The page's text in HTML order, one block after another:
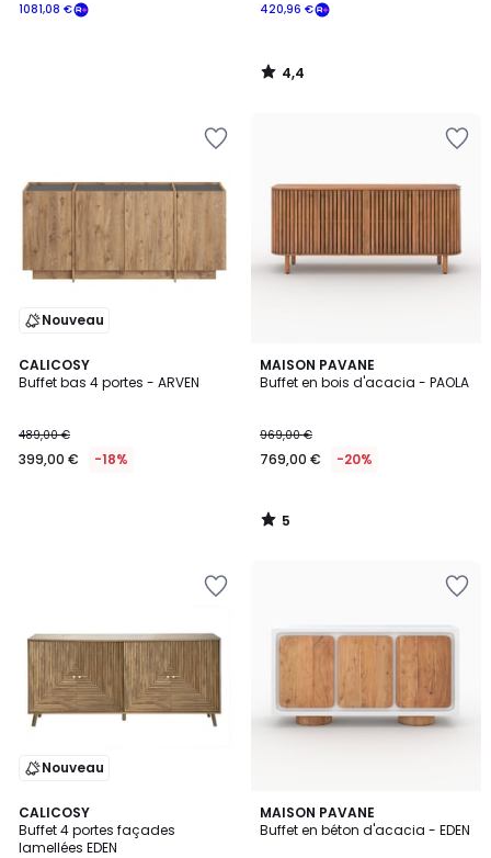
1081,08 € 420,96 €
4,4
/
Nouveau
CALICOSY
Buffet bas 4 portes - ARVEN
489,00 €
399,00 € -18%
MAISON PAVANE
Buffet en bois d'acacia - PAOLA
969,00 €
769,00 € -20%
5
/
5
/
Nouveau
CALICOSY
Buffet 4 portes façades
lamellées EDEN
MAISON PAVANE
Buffet en béton d'acacia - EDEN